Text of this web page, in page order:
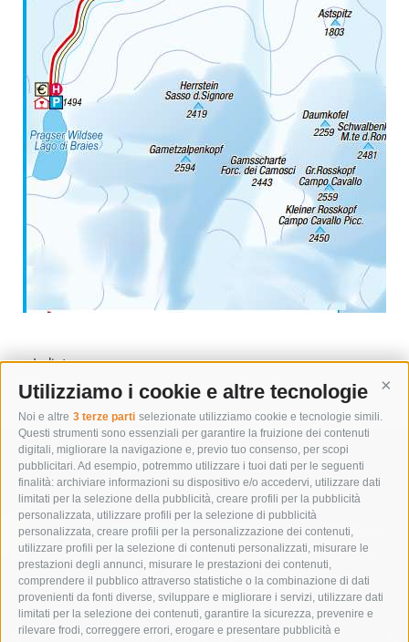
Utilizziamo i cookie e altre tecnologie
Noi e altre 3 terze parti selezionate utilizziamo cookie e tecnologie simili.
Questi strumenti sono essenziali per garantire la fruizione dei contenuti
digitali, migliorare la navigazione e, previo tuo consenso, per scopi
pubblicitari. Ad esempio, potremmo utilizzare i tuoi dati per le seguenti
finalità: archiviare informazioni su dispositivo e/o accedervi, utilizzare dati
limitati per la selezione della pubblicità, creare profili per la pubblicità
personalizzata, utilizzare profili per la selezione di pubblicità
personalizzata, creare profili per la personalizzazione dei contenuti,
utilizzare profili per la selezione di contenuti personalizzati, misurare le
prestazioni degli annunci, misurare le prestazioni dei contenuti,
comprendere il pubblico attraverso statistiche o la combinazione di dati
provenienti da fonti diverse, sviluppare e migliorare i servizi, utilizzare dati
limitati per la selezione dei contenuti, garantire la sicurezza, prevenire e
rilevare frodi, correggere errori, erogare e presentare pubblicità e
« Indietro
IMMERGITI NELLA NATURA